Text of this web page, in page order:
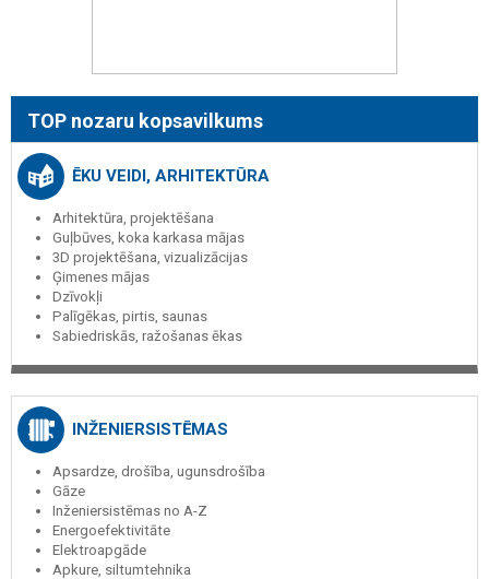
TOP nozaru kopsavilkums
ĒKU VEIDI, ARHITEKTŪRA
Arhitektūra, projektēšana
Guļbūves, koka karkasa mājas
3D projektēšana, vizualizācijas
Ģimenes mājas
Dzīvokļi
Palīgēkas, pirtis, saunas
Sabiedriskās, ražošanas ēkas
INŽENIERSISTĒMAS
Apsardze, drošība, ugunsdrošība
Gāze
Inženiersistēmas no A-Z
Energoefektivitāte
Elektroapgāde
Apkure, siltumtehnika